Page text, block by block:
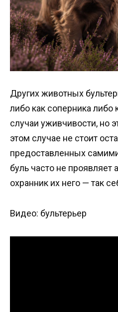
Других животных
либо как соперника
случаи уживчивости, но
этом случае не стоит
предоставленных
буль часто не проявляет
охранник их него — так
Видео: бультерьер